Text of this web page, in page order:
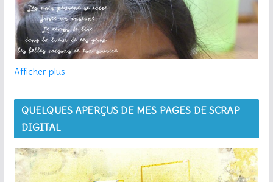
Afficher plus
QUELQUES APERÇUS DE MES PAGES DE SCRAP
DIGITAL